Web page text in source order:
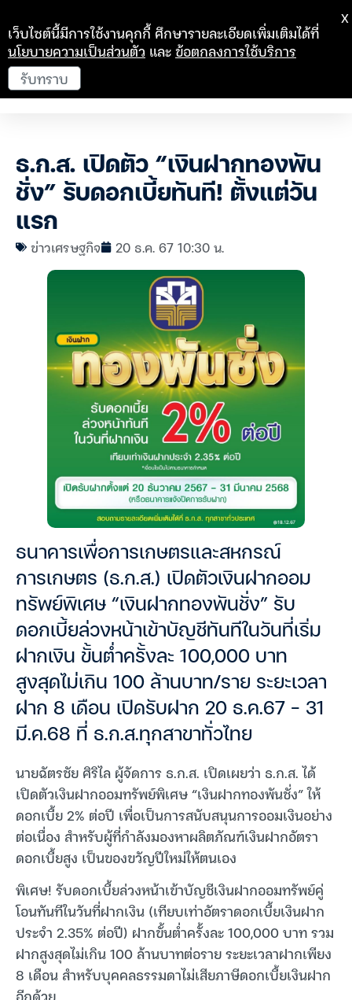
ธ.ก.ส. เปิดตัว “เงินฝากทองพัน
ชั่ง” รับดอกเบี้ยทันที! ตั้งแต่วัน
แรก
ข่าวเศรษฐกิจ 20 ธ.ค. 67 10:30 น.
ธนาคารเพื่อการเกษตรและสหกรณ์
การเกษตร (ธ.ก.ส.) เปิดตัวเงินฝากออม
ทรัพย์พิเศษ “เงินฝากทองพันชั่ง” รับ
ดอกเบี้ยล่วงหน้าเข้าบัญชีทันทีในวันที่เริ่ม
ฝากเงิน ขั้นต่ำครั้งละ 100,000 บาท
สูงสุดไม่เกิน 100 ล้านบาท/ราย ระยะเวลา
ฝาก 8 เดือน เปิดรับฝาก 20 ธ.ค.67 – 31
มี.ค.68 ที่ ธ.ก.ส.ทุกสาขาทั่วไทย
นายฉัตรชัย ศิริไล ผู้จัดการ ธ.ก.ส. เปิดเผยว่า ธ.ก.ส. ได้
เปิดตัวเงินฝากออมทรัพย์พิเศษ “เงินฝากทองพันชั่ง” ให้
ดอกเบี้ย 2% ต่อปี เพื่อเป็นการสนับสนุนการออมเงินอย่าง
ต่อเนื่อง สำหรับผู้ที่กำลังมองหาผลิตภัณฑ์เงินฝากอัตรา
ดอกเบี้ยสูง เป็นของขวัญปีใหม่ให้ตนเอง
พิเศษ! รับดอกเบี้ยล่วงหน้าเข้าบัญชีเงินฝากออมทรัพย์คู่
โอนทันทีในวันที่ฝากเงิน (เทียบเท่าอัตราดอกเบี้ยเงินฝาก
ประจำ 2.35% ต่อปี) ฝากขั้นต่ำครั้งละ 100,000 บาท รวม
ฝากสูงสุดไม่เกิน 100 ล้านบาทต่อราย ระยะเวลาฝากเพียง
8 เดือน สำหรับบุคคลธรรมดาไม่เสียภาษีดอกเบี้ยเงินฝาก
เว็บไซต์นี้มีการใช้งานคุกกี้ ศึกษารายละเอียดเพิ่มเติมได้ที่
นโยบายความเป็นส่วนตัว และข้อตกลงการใช้บริการ
รับทราบ
X